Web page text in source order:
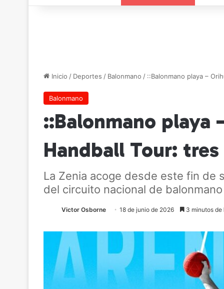
Inicio / Deportes / Balonmano / ::Balonmano playa –
Balonmano
::Balonmano
Handball Tour:
La Zenia acoge desde este fin de
del circuito nacional de
Victor Osborne 18 de junio de 2026 3 minutos de